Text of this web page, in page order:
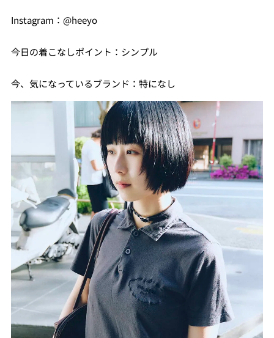
Instagram：@heeyo
今日の着こなしポイント：シンプル
今、気になっているブランド：特になし